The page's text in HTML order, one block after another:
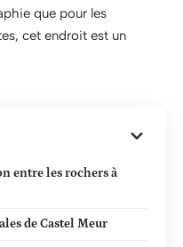
que pour les
cet endroit est un
entre les rochers à
de Castel Meur